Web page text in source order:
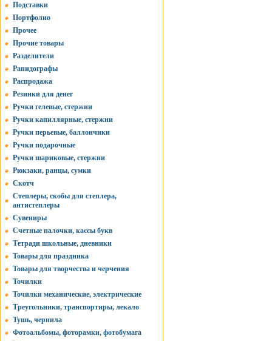
Подставки
Портфолио
Прочее
Прочие товары
Разделители
Рапидографы
Распродажа
Резинки для денег
Ручки гелевые, стержни
Ручки капиллярные, стержни
Ручки перьевые, баллончики
Ручки подарочные
Ручки шариковые, стержни
Рюкзаки, ранцы, сумки
Скотч
Степлеры, скобы для степлера,
антистеплеры
Сувениры
Счетные палочки, кассы букв
Тетради школьные, дневники
Товары для праздника
Товары для творчества и черчения
Точилки
Точилки механические, электрические
Треугольники, транспортиры, лекало
Тушь, чернила
Фотоальбомы, фоторамки, фотобумага